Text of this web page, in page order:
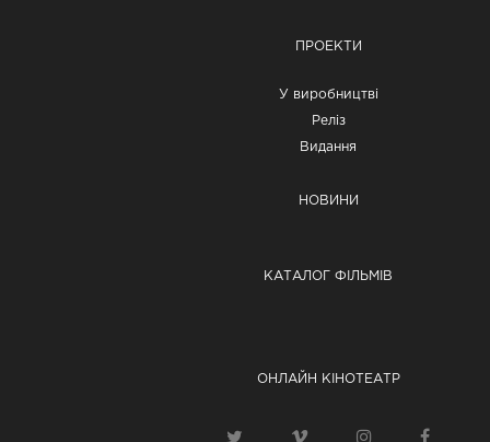
ПРОЕКТИ
У виробництві
Реліз
Видання
НОВИНИ
КАТАЛОГ ФІЛЬМІВ
ОНЛАЙН КІНОТЕАТР